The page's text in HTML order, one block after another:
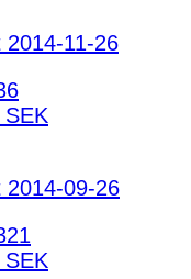
2014-11-26
2014-09-26